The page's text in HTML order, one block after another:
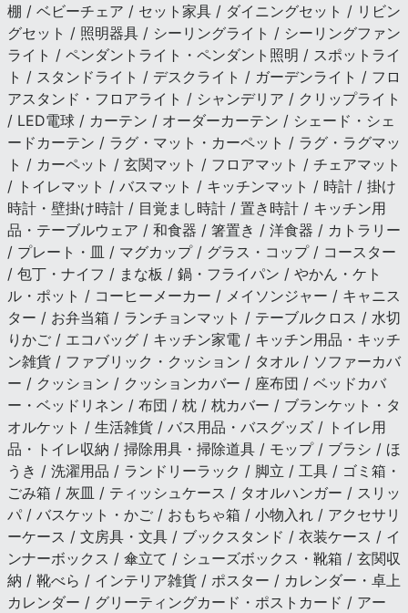
棚 / ベビーチェア / セット家具 / ダイニングセット / リビン
グセット / 照明器具 / シーリングライト / シーリングファン
ライト / ペンダントライト・ペンダント照明 / スポットライ
ト / スタンドライト / デスクライト / ガーデンライト / フロ
アスタンド・フロアライト / シャンデリア / クリップライト
/ LED電球 / カーテン / オーダーカーテン / シェード・シェ
ードカーテン / ラグ・マット・カーペット / ラグ・ラグマッ
ト / カーペット / 玄関マット / フロアマット / チェアマット
/ トイレマット / バスマット / キッチンマット / 時計 / 掛け
時計・壁掛け時計 / 目覚まし時計 / 置き時計 / キッチン用
品・テーブルウェア / 和食器 / 箸置き / 洋食器 / カトラリー
/ プレート・皿 / マグカップ / グラス・コップ / コースター
/ 包丁・ナイフ / まな板 / 鍋・フライパン / やかん・ケト
ル・ポット / コーヒーメーカー / メイソンジャー / キャニス
ター / お弁当箱 / ランチョンマット / テーブルクロス / 水切
りかご / エコバッグ / キッチン家電 / キッチン用品・キッチ
ン雑貨 / ファブリック・クッション / タオル / ソファーカバ
ー / クッション / クッションカバー / 座布団 / ベッドカバ
ー・ベッドリネン / 布団 / 枕 / 枕カバー / ブランケット・タ
オルケット / 生活雑貨 / バス用品・バスグッズ / トイレ用
品・トイレ収納 / 掃除用具・掃除道具 / モップ / ブラシ / ほ
うき / 洗濯用品 / ランドリーラック / 脚立 / 工具 / ゴミ箱・
ごみ箱 / 灰皿 / ティッシュケース / タオルハンガー / スリッ
パ / バスケット・かご / おもちゃ箱 / 小物入れ / アクセサリ
ーケース / 文房具・文具 / ブックスタンド / 衣装ケース / イ
ンナーボックス / 傘立て / シューズボックス・靴箱 / 玄関収
納 / 靴べら / インテリア雑貨 / ポスター / カレンダー・卓上
カレンダー / グリーティングカード・ポストカード / アー